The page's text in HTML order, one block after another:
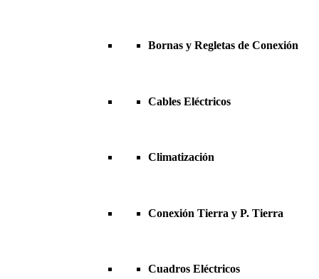
Bornas y Regletas de Conexión
Cables Eléctricos
Climatización
Conexión Tierra y P. Tierra
Cuadros Eléctricos